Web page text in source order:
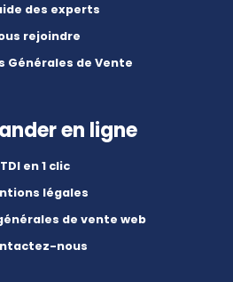
des experts
rejoindre
Générales de Vente
en ligne
TDI en 1 clic
légales
de vente web
nous